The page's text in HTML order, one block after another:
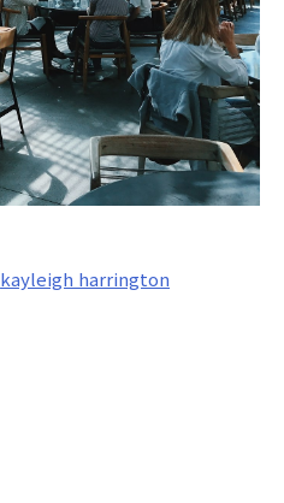
kayleigh harrington